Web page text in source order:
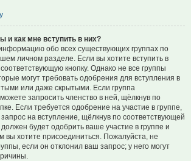
и как мне вступить в них?
обо всех существующих группах по
личном разделе. Если вы хотите вступить в
кнопку. Однако не все группы
могут требовать одобрения для вступления в
или даже скрытыми. Если группа
запросить членство в ней, щёлкнув по
Если требуется одобрение на участие в группе,
на вступление, щёлкнув по соответствующей
будет одобрить ваше участие в группе и
вы хотите присоединиться. Пожалуйста, не
если он отклонил ваш запрос; у него могут